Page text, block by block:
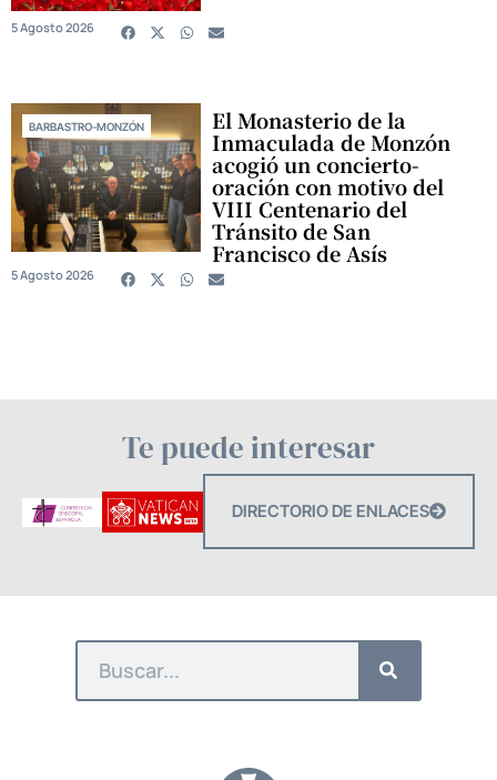
5 Agosto 2026
BARBASTRO-MONZÓN El Monasterio de la
Inmaculada de Monzón
acogió un concierto-
oración con motivo del
VIII Centenario del
Tránsito de San
Francisco de Asís
5 Agosto 2026
Te puede interesar
DIRECTORIO DE ENLACES